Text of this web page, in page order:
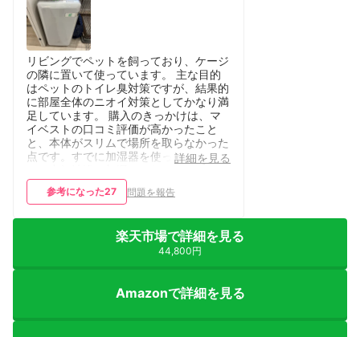
リビングでペットを飼っており、ケージ
の隣に置いて使っています。 主な目的
はペットのトイレ臭対策ですが、結果的
に部屋全体のニオイ対策としてかなり満
足しています。 購入のきっかけは、マ
イベストの口コミ評価が高かったこと
と、本体がスリムで場所を取らなかった
点です。すでに加湿器を使っているた
化した機種」を探していました。 一番
効果を実感したのは、帰宅したときで
れを使い始めてからはほとんど気になら
なくなりました。 また、焼肉や餃子、
らないのは正直驚きました。 音につい
詳細を見る
参考になった27 問題を報告
楽天市場で詳細を見る
44,800円
Amazonで詳細を見る